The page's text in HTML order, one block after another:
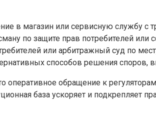
в магазин или сервисную службу с
по защите прав потребителей или
или арбитражный суд по
способов решения споров,
оперативное обращение к
база ускоряет и подкрепляет